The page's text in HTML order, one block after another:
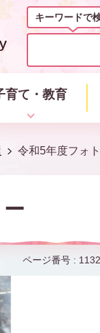
キーワードで
キ
ワ
ド
で
検
育て・教育
令和5年度フォ
ページ番号 :